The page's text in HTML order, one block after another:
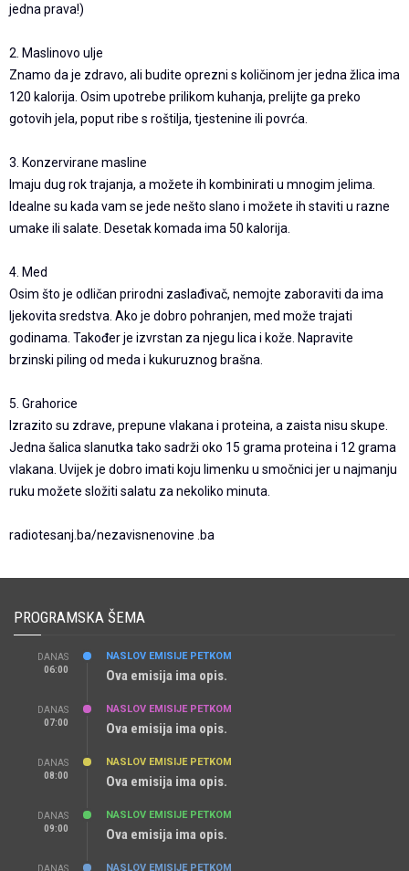
jedna prava!)
2. Maslinovo ulje
Znamo da je zdravo, ali budite oprezni s količinom jer jedna žlica ima
120 kalorija. Osim upotrebe prilikom kuhanja, prelijte ga preko
gotovih jela, poput ribe s roštilja, tjestenine ili povrća.
3. Konzervirane masline
Imaju dug rok trajanja, a možete ih kombinirati u mnogim jelima.
Idealne su kada vam se jede nešto slano i možete ih staviti u razne
umake ili salate. Desetak komada ima 50 kalorija.
4. Med
Osim što je odličan prirodni zaslađivač, nemojte zaboraviti da ima
ljekovita sredstva. Ako je dobro pohranjen, med može trajati
godinama. Također je izvrstan za njegu lica i kože. Napravite
brzinski piling od meda i kukuruznog brašna.
5. Grahorice
Izrazito su zdrave, prepune vlakana i proteina, a zaista nisu skupe.
Jedna šalica slanutka tako sadrži oko 15 grama proteina i 12 grama
vlakana. Uvijek je dobro imati koju limenku u smočnici jer u najmanju
ruku možete složiti salatu za nekoliko minuta.
radiotesanj.ba/nezavisnenovine .ba
PROGRAMSKA ŠEMA
DANAS
06:00
NASLOV EMISIJE PETKOM
Ova emisija ima opis.
DANAS
07:00
NASLOV EMISIJE PETKOM
Ova emisija ima opis.
DANAS
08:00
NASLOV EMISIJE PETKOM
Ova emisija ima opis.
DANAS
09:00
NASLOV EMISIJE PETKOM
Ova emisija ima opis.
DANAS
NASLOV EMISIJE PETKOM